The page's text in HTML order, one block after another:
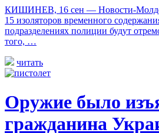
КИШИНЕВ, 16 сен — Новости-
15 изоляторов временного
подразделениях полиции будут
того, …
читать
Оружие было
гражданина